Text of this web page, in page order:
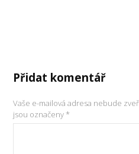
Přidat komentář
Vaše e-mailová adresa nebude
jsou označeny*